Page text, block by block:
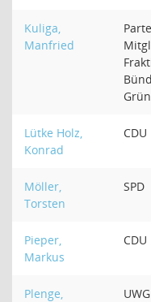
Kuliga,
Manfried
Lütke Holz,
Konrad
CDU
Möller,
Torsten
SPD
Pieper,
Markus
CDU
Plenge,
UWG